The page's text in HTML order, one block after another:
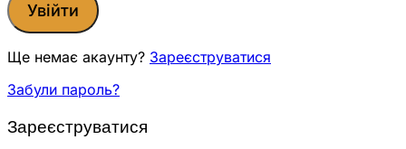
Увійти
Ще немає акаунту? Зареєструватися
Забули пароль?
Зареєструватися